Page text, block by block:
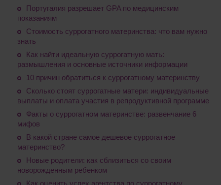
Португалия разрешает GPA по медицинским
показаниям
Стоимость суррогатного материнства: что вам нужно
знать
Как найти идеальную суррогатную мать:
размышления и основные источники информации
10 причин обратиться к суррогатному материнству
Сколько стоят суррогатные матери: индивидуальные
выплаты и оплата участия в репродуктивной программе
Факты о суррогатном материнстве: развенчание 6
мифов
В какой стране самое дешевое суррогатное
материнство?
Новые родители: как сблизиться со своим
новорожденным ребенком
Как оценить успех агентства по суррогатному